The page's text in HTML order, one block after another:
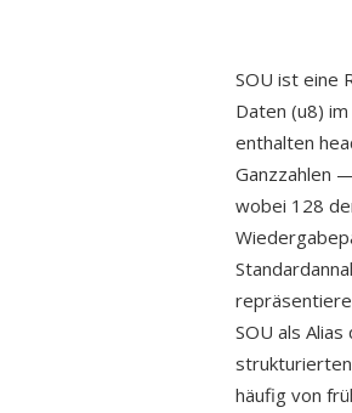
SOU ist eine
Daten (u8) im
enthalten
Ganzzahlen
wobei 128
SOU als
strukturierten
häufig von